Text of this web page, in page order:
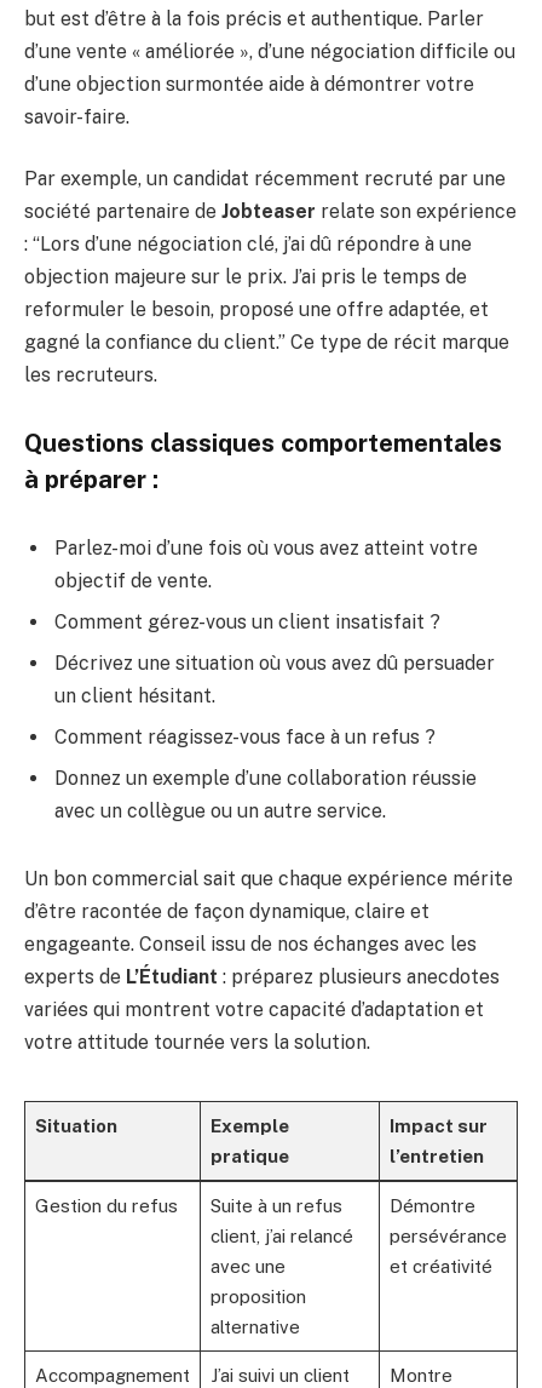
but est d’être à la fois précis et authentique. Parler
d’une vente « améliorée », d’une négociation difficile ou
d’une objection surmontée aide à démontrer votre
savoir-faire.
Par exemple, un candidat récemment recruté par une
société partenaire de Jobteaser relate son expérience
: “Lors d’une négociation clé, j’ai dû répondre à une
objection majeure sur le prix. J’ai pris le temps de
reformuler le besoin, proposé une offre adaptée, et
gagné la confiance du client.” Ce type de récit marque
les recruteurs.
Questions classiques comportementales
à préparer :
Parlez-moi d’une fois où vous avez atteint votre
objectif de vente.
Comment gérez-vous un client insatisfait ?
Décrivez une situation où vous avez dû persuader
un client hésitant.
Comment réagissez-vous face à un refus ?
Donnez un exemple d’une collaboration réussie
avec un collègue ou un autre service.
Un bon commercial sait que chaque expérience mérite
d’être racontée de façon dynamique, claire et
engageante. Conseil issu de nos échanges avec les
experts de L’Étudiant : préparez plusieurs anecdotes
variées qui montrent votre capacité d’adaptation et
votre attitude tournée vers la solution.
Situation
Exemple
pratique
Impact sur
l’entretien
Gestion du refus
Suite à un refus
client, j’ai relancé
avec une
proposition
alternative
Démontre
persévérance
et créativité
Accompagnement
J’ai suivi un client
Montre